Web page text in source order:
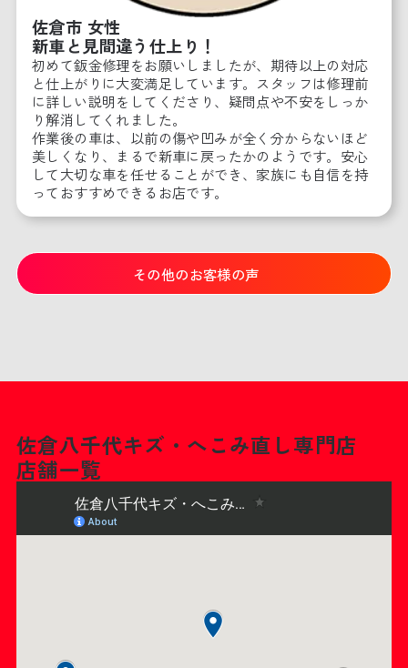
佐倉市 女性
新車と見間違う仕上り！
初めて鈑金修理をお願いしましたが、期待以上の対応
と仕上がりに大変満足しています。スタッフは修理前
に詳しい説明をしてくださり、疑問点や不安をしっか
り解消してくれました。
作業後の車は、以前の傷や凹みが全く分からないほど
美しくなり、まるで新車に戻ったかのようです。安心
して大切な車を任せることができ、家族にも自信を持
っておすすめできるお店です。
その他のお客様の声
佐倉八千代キズ・へこみ直し専門店
店舗一覧